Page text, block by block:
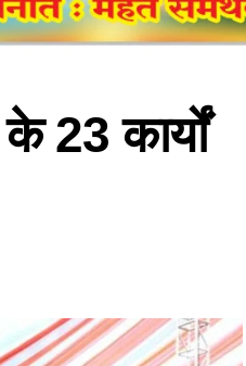
23 कार्यों